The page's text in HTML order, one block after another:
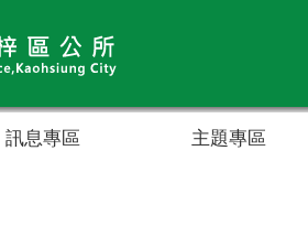
訊息專區 主題專區